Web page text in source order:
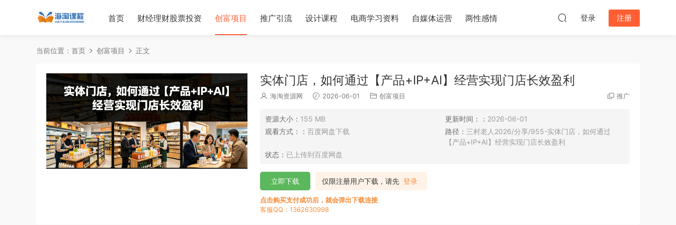
首页 财经理财股票投资 创富项目 推广引流 设计课程 电商学习资料 自媒体运营 两性感情 登录 注册
当前位置： 首页 创富项目 正文
实体门店，如何通过【产品+IP+AI】经营实现门店长效盈利
海淘资源网 2026-06-01 创富项目 推广
资源大小： 155 MB 更新时间：： 2026-06-01
观看方式：： 百度网盘下载 路径： 三村老人2026/分享/955-实体门店，如何通过
【产品+IP+AI】经营实现门店长效盈利
状态： 已上传到百度网盘
仅限注册用户下载，请先 登录
立即下载
点击购买支付成功后，就会弹出下载连接
客服QQ：1362630998